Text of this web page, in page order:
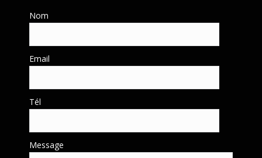
Nom
Email
Tél
Message